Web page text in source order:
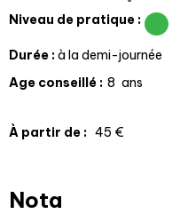
Niveau de pratique :
Durée :à la demi-journée
Age conseillé : 8 ans
À partir de : 45 €
Nota